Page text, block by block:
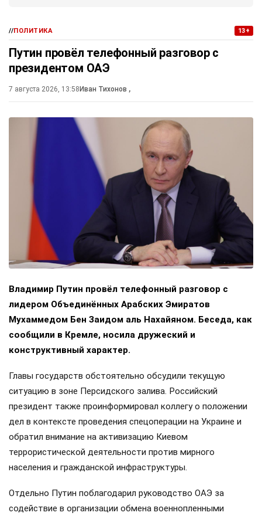
//ПОЛИТИКА 13+
Путин провёл телефонный разговор с
президентом ОАЭ
7 августа 2026, 13:58 Иван Тихонов ,
Владимир Путин провёл телефонный разговор с
лидером Объединённых Арабских Эмиратов
Мухаммедом Бен Заидом аль Нахайяном. Беседа, как
сообщили в Кремле, носила дружеский и
конструктивный характер.
Главы государств обстоятельно обсудили текущую
ситуацию в зоне Персидского залива. Российский
президент также проинформировал коллегу о положении
дел в контексте проведения спецоперации на Украине и
обратил внимание на активизацию Киевом
террористической деятельности против мирного
населения и гражданской инфраструктуры.
Отдельно Путин поблагодарил руководство ОАЭ за
содействие в организации обмена военнопленными